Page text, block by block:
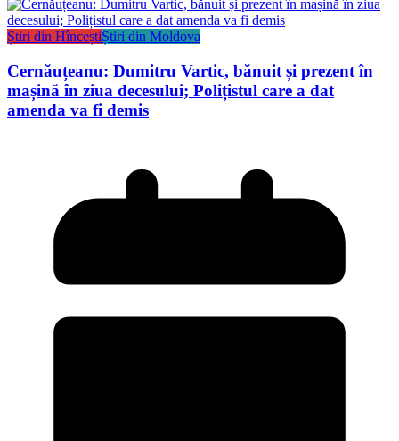
Știri din HînceștiȘtiri din Moldova
Cernăuțeanu: Dumitru Vartic, bănuit și prezent în
mașină în ziua decesului; Polițistul care a dat
amenda va fi demis